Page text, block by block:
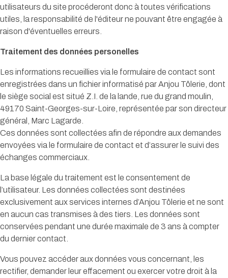
utilisateurs du site procéderont donc à toutes vérifications
utiles, la responsabilité de l'éditeur ne pouvant être engagée à
raison d'éventuelles erreurs.
Traitement des données personelles
Les informations recueillies via le formulaire de contact sont
enregistrées dans un fichier informatisé par Anjou Tôlerie, dont
le siège social est situé Z.I. de la lande, rue du grand moulin,
49170 Saint-Georges-sur-Loire, représentée par son directeur
général, Marc Lagarde.
Ces données sont collectées afin de répondre aux demandes
envoyées via le formulaire de contact et d’assurer le suivi des
échanges commerciaux.
La base légale du traitement est le consentement de
l’utilisateur. Les données collectées sont destinées
exclusivement aux services internes d’Anjou Tôlerie et ne sont
en aucun cas transmises à des tiers. Les données sont
conservées pendant une durée maximale de 3 ans à compter
du dernier contact.
Vous pouvez accéder aux données vous concernant, les
rectifier, demander leur effacement ou exercer votre droit à la